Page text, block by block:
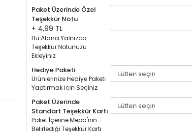
Paket Üzerinde Özel
Teşekkür Notu
+ 4,99 TL
Bu Alana Yalnızca
Teşekkür Notunuzu
Ekleyiniz
Hediye Paketi
Ürünlerinize Hediye Paketi
Yaptırmak için Seçiniz
Paket Üzerinde
Standart Teşekkür Kartı
Paket İçerine Mepa'nın
Belirlediği Teşekkür Kartı